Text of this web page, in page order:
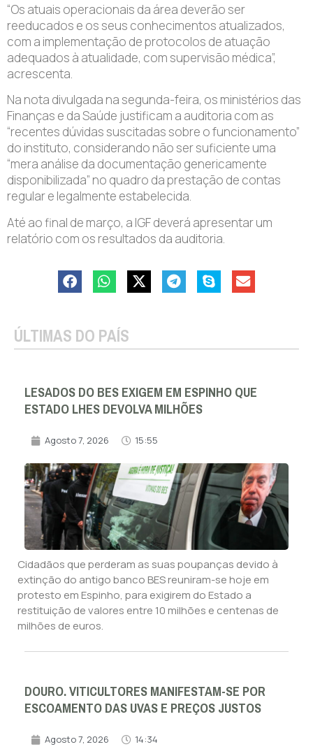
“Os atuais operacionais da área deverão ser
reeducados e os seus conhecimentos atualizados,
com a implementação de protocolos de atuação
adequados à atualidade, com supervisão médica”,
acrescenta.
Na nota divulgada na segunda-feira, os ministérios das
Finanças e da Saúde justificam a auditoria com as
“recentes dúvidas suscitadas sobre o funcionamento”
do instituto, considerando não ser suficiente uma
“mera análise da documentação genericamente
disponibilizada” no quadro da prestação de contas
regular e legalmente estabelecida.
Até ao final de março, a IGF deverá apresentar um
relatório com os resultados da auditoria.
ÚLTIMAS DO PAÍS
LESADOS DO BES EXIGEM EM ESPINHO QUE
ESTADO LHES DEVOLVA MILHÕES
Agosto 7, 2026 15:55
Cidadãos que perderam as suas poupanças devido à
extinção do antigo banco BES reuniram-se hoje em
protesto em Espinho, para exigirem do Estado a
restituição de valores entre 10 milhões e centenas de
milhões de euros.
DOURO. VITICULTORES MANIFESTAM-SE POR
ESCOAMENTO DAS UVAS E PREÇOS JUSTOS
Agosto 7, 2026 14:34